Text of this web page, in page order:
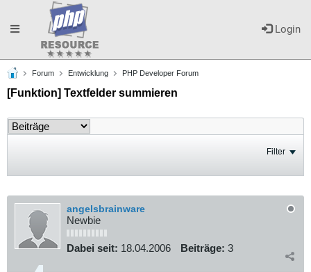
Login
Toggle
navigation
Forum Entwicklung PHP Developer Forum
[Funktion] Textfelder summieren
Filter
angelsbrainware
Newbie
Dabei seit: 18.04.2006 Beiträge: 3